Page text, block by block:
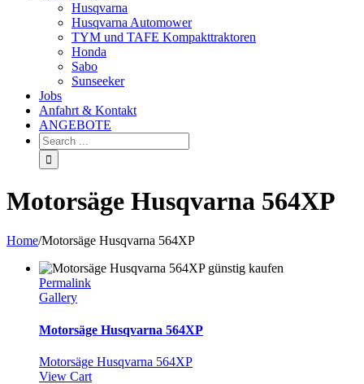
Husqvarna
Husqvarna Automower
TYM und TAFE Kompakttraktoren
Honda
Sabo
Sunseeker
Jobs
Anfahrt & Kontakt
ANGEBOTE
Motorsäge Husqvarna 564XP
Home/Motorsäge Husqvarna 564XP
Permalink
Gallery
Motorsäge Husqvarna 564XP
Motorsäge Husqvarna 564XP
View Cart